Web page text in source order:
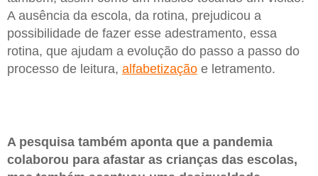
A ausência da escola, da rotina, prejudicou a
possibilidade de fazer esse adestramento, essa
rotina, que ajudam a evolução do passo a passo do
processo de leitura, alfabetização e letramento.
A pesquisa também aponta que a pandemia
colaborou para afastar as crianças das escolas,